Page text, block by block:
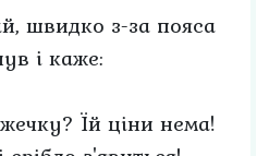
швидко з-за пояса
і каже:
Їй ціни нема!